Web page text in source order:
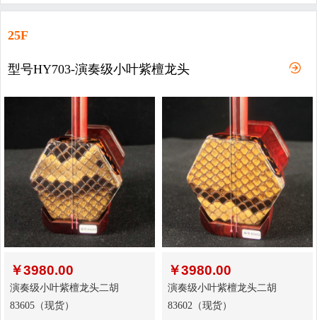
25F
型号HY703-演奏级小叶紫檀龙头
￥3980.00
演奏级小叶紫檀龙头二胡
83605（现货）
￥3980.00
演奏级小叶紫檀龙头二胡
83602（现货）